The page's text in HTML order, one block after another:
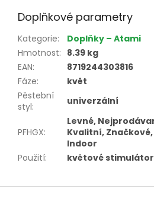
Doplňkové parametry
Kategorie:
Doplňky – Atami
Hmotnost: 8.39 kg
EAN:
8719244303816
Fáze:
květ
Pěstební
styl: univerzální
PFHGX:
Levné,
Kvalitní,
Indoor
Použití: květové
Z